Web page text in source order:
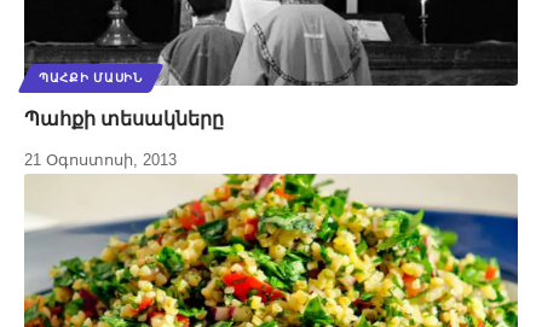
ՊԱՀՔԻ ՄԱՍԻՆ
Պահքի տեսակները
21 Օգոստոսի, 2013